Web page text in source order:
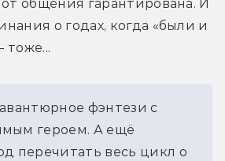
общения гарантирована. И
о годах, когда «были и
тоже...
фэнтези с
героем. А ещё
перечитать весь цикл о